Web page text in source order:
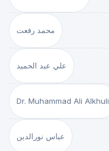
محمد رفعت
علي عبد الحميد
Dr. Muhammad Ali Alkhuli
عباس نورالدين